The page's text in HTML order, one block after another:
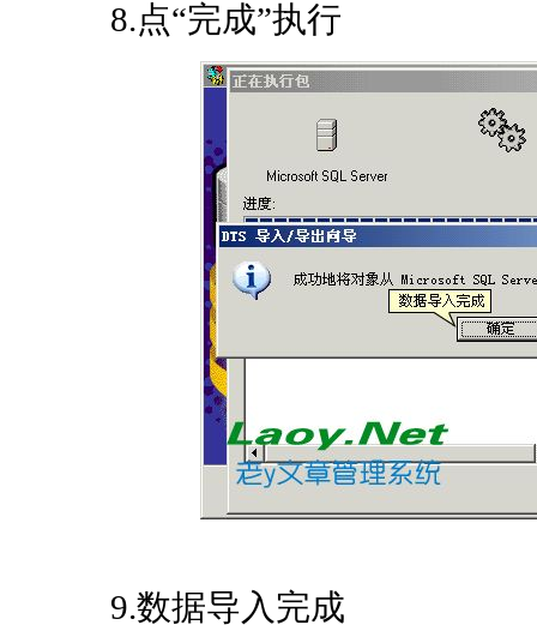
8.点“完成”执行
9.数据导入完成